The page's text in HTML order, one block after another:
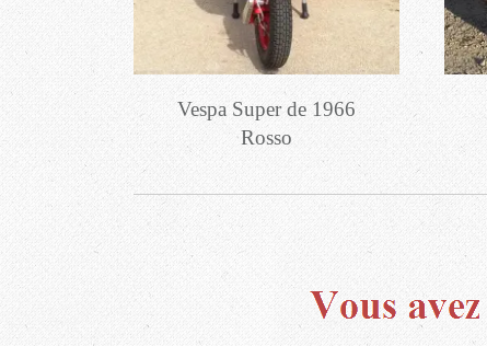
Vespa Super de 1966
Rosso